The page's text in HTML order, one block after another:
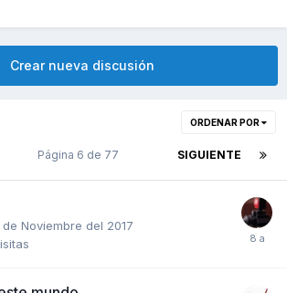
Crear nueva discusión
ORDENAR POR
SIGUIENTE
Página 6 de 77
de Noviembre del 2017